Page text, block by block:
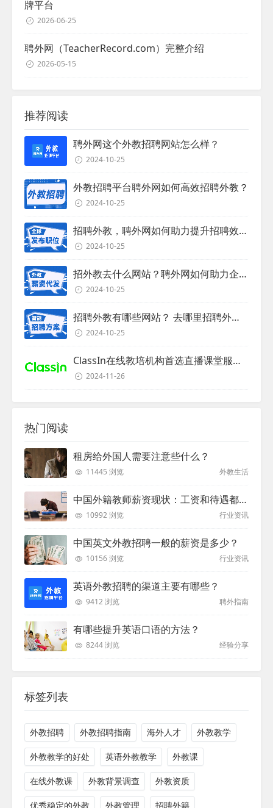
牌平台
2026-06-25
聘外网（TeacherRecord.com）完整介绍
2026-05-15
推荐阅读
聘外网这个外教招聘网站怎么样？
2024-10-25
外教招聘平台聘外网如何高效招聘外教？
2024-10-25
招聘外教，聘外网如何助力提升招聘效率？
2024-10-25
招外教去什么网站？聘外网如何助力企业外教招聘
2024-10-25
招聘外教有哪些网站？ 去哪里招聘外教？
2024-10-25
ClassIn在线教培机构首选直播课堂服务商
2024-11-26
热门阅读
租房给外国人需要注意些什么？
11445 浏览 外教生活
中国外籍教师薪资现状：工资和待遇都非常高
10992 浏览 行业资讯
中国英文外教招聘一般的薪资是多少？
10156 浏览 行业资讯
英语外教招聘的渠道主要有哪些？
9412 浏览 聘外指南
有哪些提升英语口语的方法？
8244 浏览 经验分享
标签列表
外教招聘 外教招聘指南 海外人才 外教教学
外教教学的好处 英语外教教学 外教课
在线外教课 外教背景调查 外教资质
优秀稳定的外教 外教管理 招聘外籍